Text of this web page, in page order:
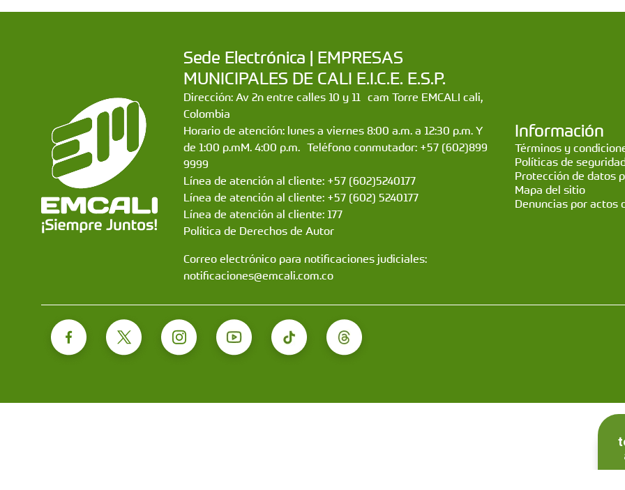
Sede Electrónica | EMPRESAS
MUNICIPALES DE CALI E.I.C.E. E.S.P.
Dirección: Av 2n entre calles 10 y 11 cam Torre EMCALI cali,
Colombia
Horario de atención: lunes a viernes 8:00 a.m. a 12:30 p.m. Y
de 1:00 p.mM. 4:00 p.m. Teléfono conmutador: +57 (602)899
9999
Línea de atención al cliente: +57 (602)5240177
Línea de atención al cliente: +57 (602) 5240177
Línea de atención al cliente: 177
Política de Derechos de Autor
Correo electrónico para notificaciones judiciales:
notificaciones@emcali.com.co
Información
Términos y
Políticas de
Protección de datos
Mapa del sitio
Denuncias por actos